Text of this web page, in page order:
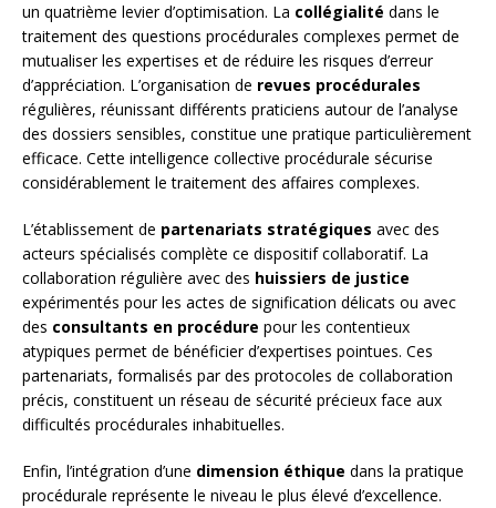
un quatrième levier d’optimisation. La collégialité dans le
traitement des questions procédurales complexes permet de
mutualiser les expertises et de réduire les risques d’erreur
d’appréciation. L’organisation de revues procédurales
régulières, réunissant différents praticiens autour de l’analyse
des dossiers sensibles, constitue une pratique particulièrement
efficace. Cette intelligence collective procédurale sécurise
considérablement le traitement des affaires complexes.
L’établissement de partenariats stratégiques avec des
acteurs spécialisés complète ce dispositif collaboratif. La
collaboration régulière avec des huissiers de justice
expérimentés pour les actes de signification délicats ou avec
des consultants en procédure pour les contentieux
atypiques permet de bénéficier d’expertises pointues. Ces
partenariats, formalisés par des protocoles de collaboration
précis, constituent un réseau de sécurité précieux face aux
difficultés procédurales inhabituelles.
Enfin, l’intégration d’une dimension éthique dans la pratique
procédurale représente le niveau le plus élevé d’excellence.